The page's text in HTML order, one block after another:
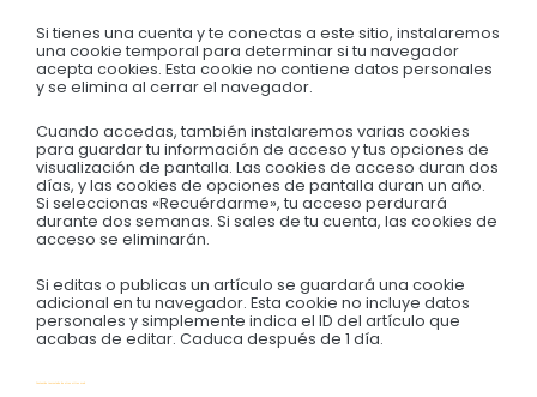
Si tienes una cuenta y te conectas a este sitio, instalaremos
una cookie temporal para determinar si tu navegador
acepta cookies. Esta cookie no contiene datos personales
y se elimina al cerrar el navegador.
Cuando accedas, también instalaremos varias cookies
para guardar tu información de acceso y tus opciones de
visualización de pantalla. Las cookies de acceso duran dos
días, y las cookies de opciones de pantalla duran un año.
Si seleccionas «Recuérdarme», tu acceso perdurará
durante dos semanas. Si sales de tu cuenta, las cookies de
acceso se eliminarán.
Si editas o publicas un artículo se guardará una cookie
adicional en tu navegador. Esta cookie no incluye datos
personales y simplemente indica el ID del artículo que
acabas de editar. Caduca después de 1 día.
Contenido incrustado de otros sitios web